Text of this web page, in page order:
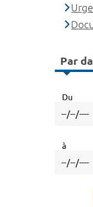
Par
Du
à